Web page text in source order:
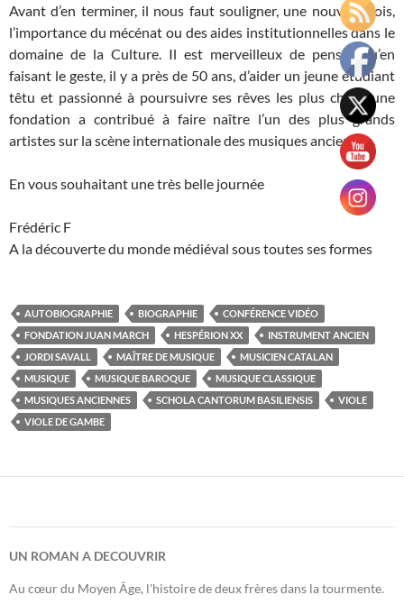
Avant d’en terminer, il nous faut souligner, une nouvelle fois,
l’importance du mécénat ou des aides institutionnelles dans le
domaine de la Culture. Il est merveilleux de penser qu’en
faisant le geste, il y a près de 50 ans, d’aider un jeune étudiant
têtu et passionné à poursuivre ses rêves les plus chers, une
fondation a contribué à faire naître l’un des plus grands
artistes sur la scène internationale des musiques anciennes.
En vous souhaitant une très belle journée
Frédéric F
A la découverte du monde médiéval sous toutes ses formes
AUTOBIOGRAPHIE BIOGRAPHIE
CONFÉRENCE VIDÉO
FONDATION JUAN MARCH
HESPÉRION XX
INSTRUMENT ANCIEN
JORDI SAVALL
MAÎTRE DE MUSIQUE
MUSICIEN CATALAN
MUSIQUE
MUSIQUE BAROQUE
MUSIQUE CLASSIQUE
MUSIQUES ANCIENNES
SCHOLA CANTORUM BASILIENSIS
VIOLE
VIOLE DE GAMBE
UN ROMAN A DECOUVRIR
Au cœur du Moyen Âge, l'histoire de deux frères dans la tourmente.